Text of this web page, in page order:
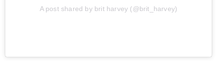
A post shared by brit harvey (@brit_harvey)